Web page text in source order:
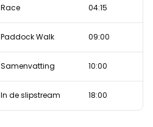
Race 04:15
Paddock Walk 09:00
Samenvatting 10:00
In de slipstream 18:00